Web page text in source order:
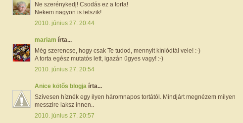
Ne szerénykedj! Csodás ez a torta!
Nekem nagyon is tetszik!
2010. június 27. 20:44
mariam írta...
Még szerencse, hogy csak Te tudod, mennyit kínlódtál vele! :-)
A torta egész mutatós lett, igazán ügyes vagy! :-)
2010. június 27. 20:54
Anice kötős blogja írta...
Szívesen híznék egy ilyen háromnapos tortától. Mindjárt megnézem milyen
messzire laksz innen..
2010. június 27. 20:57